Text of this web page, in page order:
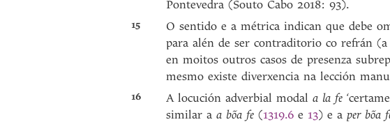
Pontevedra (Souto Cabo 2018: 93).
15 O sentido e a métrica indican que debe
para alén de ser contraditorio co refrán
en moitos outros casos de presenza
mesmo existe diverxencia na lección
16 A locución adverbial modal a la fe
similar a a bõa fe (1319.6 e 13) e a per bõa